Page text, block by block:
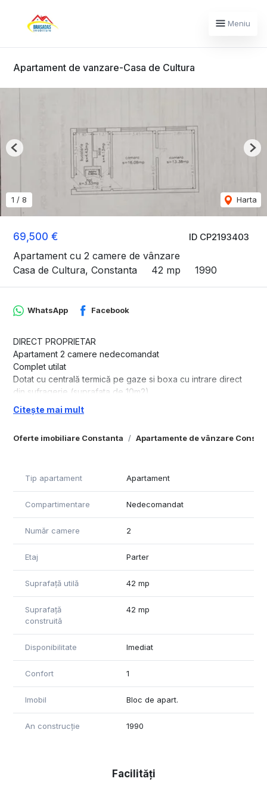
Meniu
Apartament de vanzare-Casa de Cultura
ID CP2193403
69,500 €
Apartament cu 2 camere de vânzare
Casa de Cultura, Constanta
42 mp 1990
1 / 8 Harta
Previous
Oferte imobiliare Constanta Apartamente de vânzare
WhatsApp Facebook
DIRECT PROPRIETAR
Apartament 2 camere nedecomandat
Complet utilat
Dotat cu centrală termică pe gaze si boxa cu intrare direct
din sufragerie (suprafata de 10m2)
In zona exista piata, farmacii, scoli, gradinite, supermarketuri,
parcuri
Situat la parterul unui bloc cu 4 etaje
Citește mai mult
Tip apartament Apartament
Compartimentare Nedecomandat
Număr camere 2
Etaj Parter
Suprafață utilă 42 mp
Suprafață
construită
42 mp
Disponibilitate Imediat
Confort 1
Imobil Bloc de apart.
An construcție 1990
Facilități